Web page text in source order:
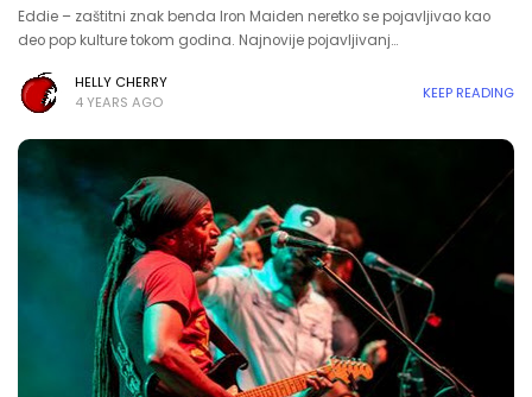
Eddie – zaštitni znak benda Iron Maiden neretko se pojavljivao kao
deo pop kulture tokom godina. Najnovije pojavljivanj…
HELLY CHERRY
4 YEARS AGO
KEEP READING